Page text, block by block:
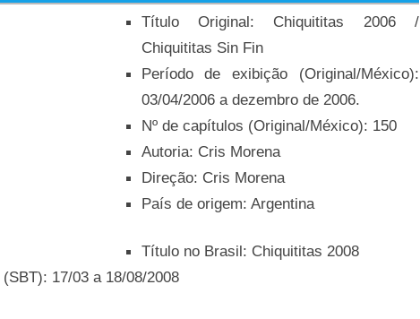
Título Original: Chiquititas 2006 /
Chiquititas Sin Fin
Período de exibição (Original/México):
03/04/2006 a dezembro de 2006.
Nº de capítulos (Original/México): 150
Autoria: Cris Morena
Direção: Cris Morena
País de origem: Argentina
Título no Brasil: Chiquititas 2008
17/03 a 18/08/2008